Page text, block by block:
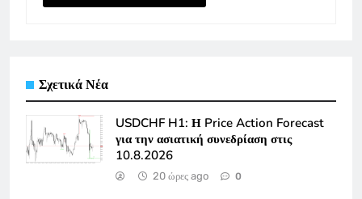
Σχετικά Νέα
USDCHF H1: Η Price Action Forecast
για την ασιατική συνεδρίαση στις
10.8.2026
20 ώρες ago 0